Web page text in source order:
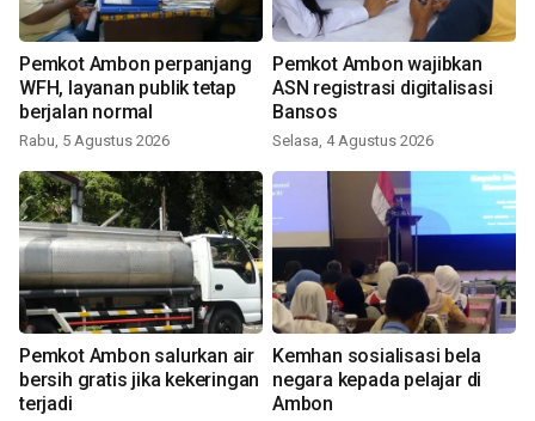
Pemkot Ambon perpanjang
WFH, layanan publik tetap
berjalan normal
Rabu, 5 Agustus 2026
Pemkot Ambon wajibkan
ASN registrasi digitalisasi
Bansos
Selasa, 4 Agustus 2026
Pemkot Ambon salurkan air
bersih gratis jika kekeringan
terjadi
Kemhan sosialisasi bela
negara kepada pelajar di
Ambon